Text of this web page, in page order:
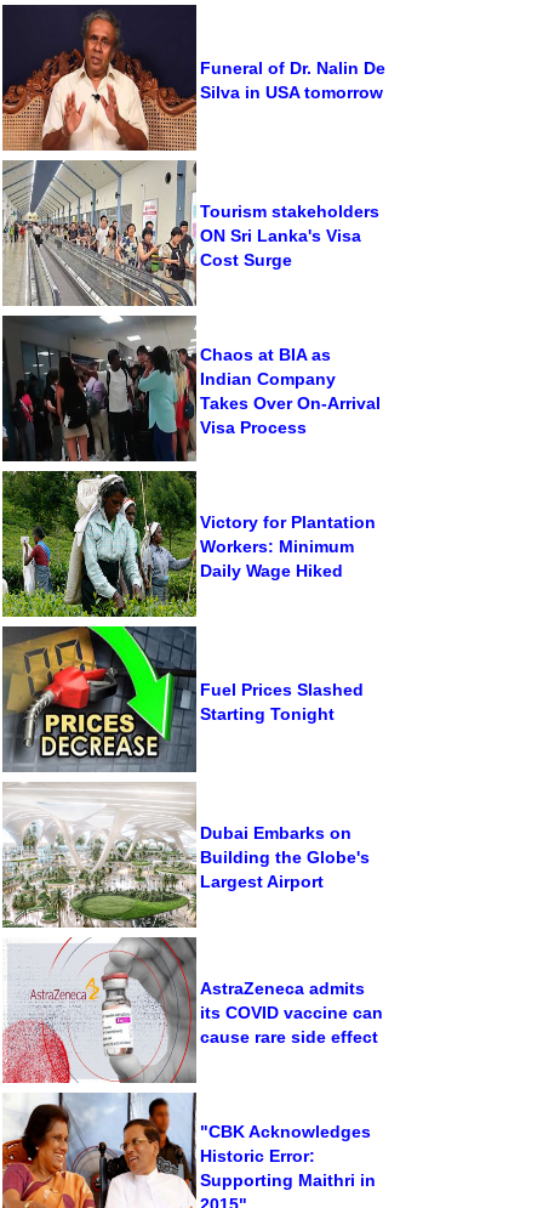
Funeral of Dr. Nalin De
Silva in USA tomorrow
Tourism stakeholders
ON Sri Lanka's Visa
Cost Surge
Chaos at BIA as
Indian Company
Takes Over On-Arrival
Visa Process
Victory for Plantation
Workers: Minimum
Daily Wage Hiked
Fuel Prices Slashed
Starting Tonight
Dubai Embarks on
Building the Globe's
Largest Airport
AstraZeneca admits
its COVID vaccine can
cause rare side effect
"CBK Acknowledges
Historic Error:
Supporting Maithri in